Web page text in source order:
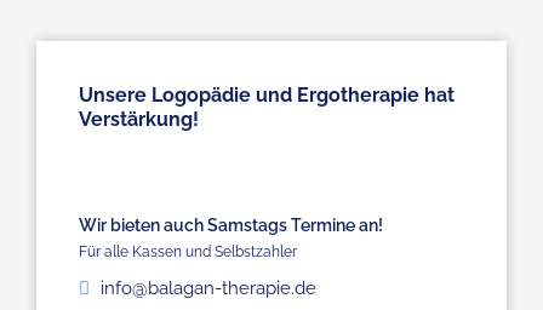
Unsere Logopädie und Ergotherapie hat
Verstärkung!
Wir bieten auch Samstags Termine an!
Für alle Kassen und Selbstzahler
info@balagan-therapie.de